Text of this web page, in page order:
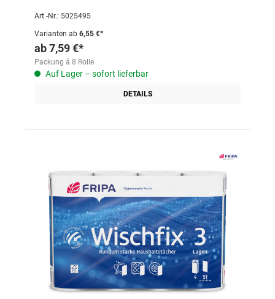
Art.-Nr.: 5025495
Varianten ab 6,55 €*
ab7,59 €*
Packung á 8 Rolle
Auf Lager – sofort lieferbar
DETAILS